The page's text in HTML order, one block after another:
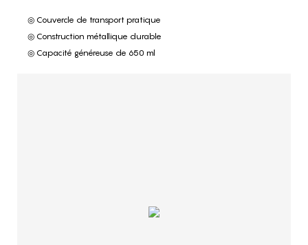
◎ Couvercle de transport pratique
◎ Construction métallique durable
◎ Capacité généreuse de 650 ml